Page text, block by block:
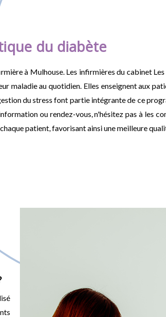
du diabète
à Mulhouse. Les infirmières du cabinet
maladie au quotidien. Elles enseignent aux
du stress font partie intégrante de ce
ou rendez-vous, n'hésitez pas à les
patient, favorisant ainsi une meilleure